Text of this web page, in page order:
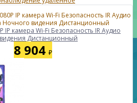
IP камера Wi-Fi Безопасность IR Аудио
Дистанционный
8 904 ₽